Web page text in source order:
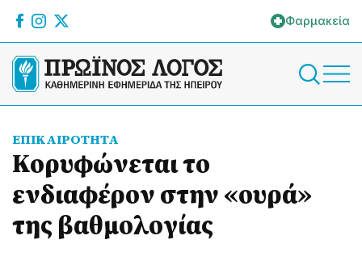
Φαρμακεία
ΕΠΙΚΑΙΡΟΤΗΤΑ
Κορυφώνεται το
ενδιαφέρον στην «ουρά»
της βαθμολογίας